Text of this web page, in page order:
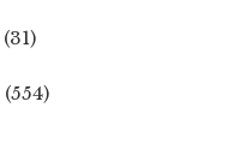
(31)
(554)